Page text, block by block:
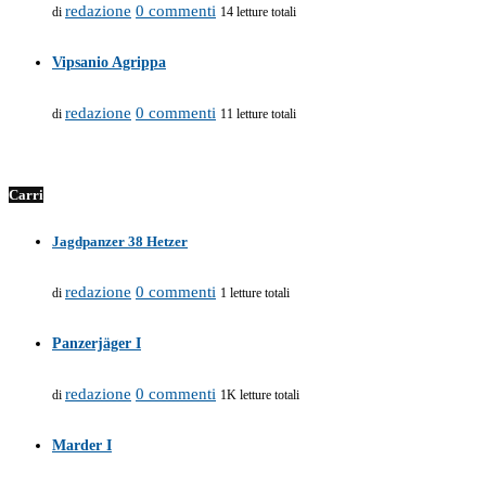
di redazione 0 commenti 14 letture totali
Vipsanio Agrippa
di redazione 0 commenti 11 letture totali
Carri
Jagdpanzer 38 Hetzer
di redazione 0 commenti 1 letture totali
Panzerjäger I
di redazione 0 commenti 1K letture totali
Marder I